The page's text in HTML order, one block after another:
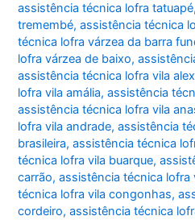
assistência técnica lofra tatuapé
tremembé,assistência técnica
técnica lofra várzea da barra
lofra várzea de baixo,
assistência técnica lofra vila
lofra vila amália,assistência
assistência técnica lofra vila
lofra vila andrade,assistência
brasileira,assistência técnica
técnica lofra vila buarque,
carrão,assistência técnica lofra
técnica lofra vila congonhas,
cordeiro,assistência técnica